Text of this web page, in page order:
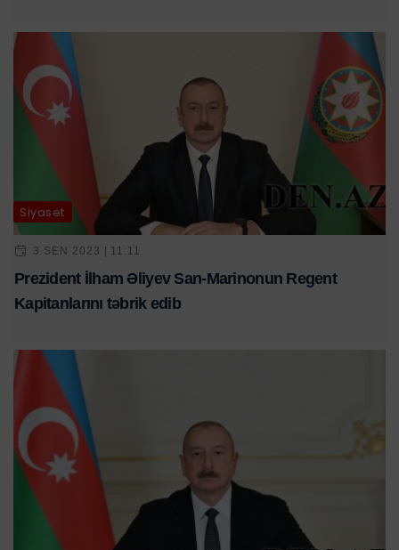
Siyasət
3 SEN 2023 | 11:11
Prezident İlham Əliyev San-Marinonun Regent
Kapitanlarını təbrik edib